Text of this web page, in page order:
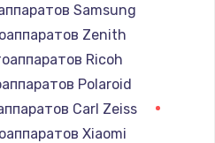
режимов конфорки
руб.
Samsung
Zenith
Ricoh
Polaroid
Carl Zeiss
Xiaomi